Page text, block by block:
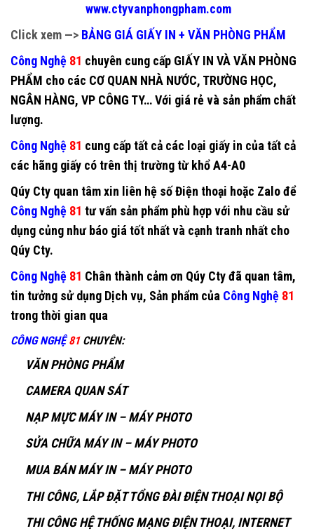
www.ctyvanphongpham.com
Click xem —> BẢNG GIÁ GIẤY IN + VĂN PHÒNG PHẨM
Công Nghệ 81 chuyên cung cấp GIẤY IN VÀ VĂN PHÒNG
PHẨM cho các CƠ QUAN NHÀ NƯỚC, TRƯỜNG HỌC,
NGÂN HÀNG, VP CÔNG TY… Với giá rẻ và sản phẩm chất
lượng.
Công Nghệ 81 cung cấp tất cả các loại giấy in của tất cả
các hãng giấy có trên thị trường từ khổ A4-A0
Qúy Cty quan tâm xin liên hệ số Điện thoại hoặc Zalo để
Công Nghệ 81 tư vấn sản phẩm phù hợp với nhu cầu sử
dụng củng như báo giá tốt nhất và cạnh tranh nhất cho
Qúy Cty.
Công Nghệ 81 Chân thành cảm ơn Qúy Cty đã quan tâm,
tin tưởng sử dụng Dịch vụ, Sản phẩm của Công Nghệ 81
trong thời gian qua
CÔNG NGHỆ 81 CHUYÊN:
VĂN PHÒNG PHẨM
CAMERA QUAN SÁT
NẠP MỰC MÁY IN – MÁY PHOTO
SỬA CHỮA MÁY IN – MÁY PHOTO
MUA BÁN MÁY IN – MÁY PHOTO
THI CÔNG, LẮP ĐẶT TỔNG ĐÀI ĐIỆN THOẠI NỌI BỘ
THI CÔNG HỆ THỐNG MẠNG ĐIỆN THOẠI, INTERNET